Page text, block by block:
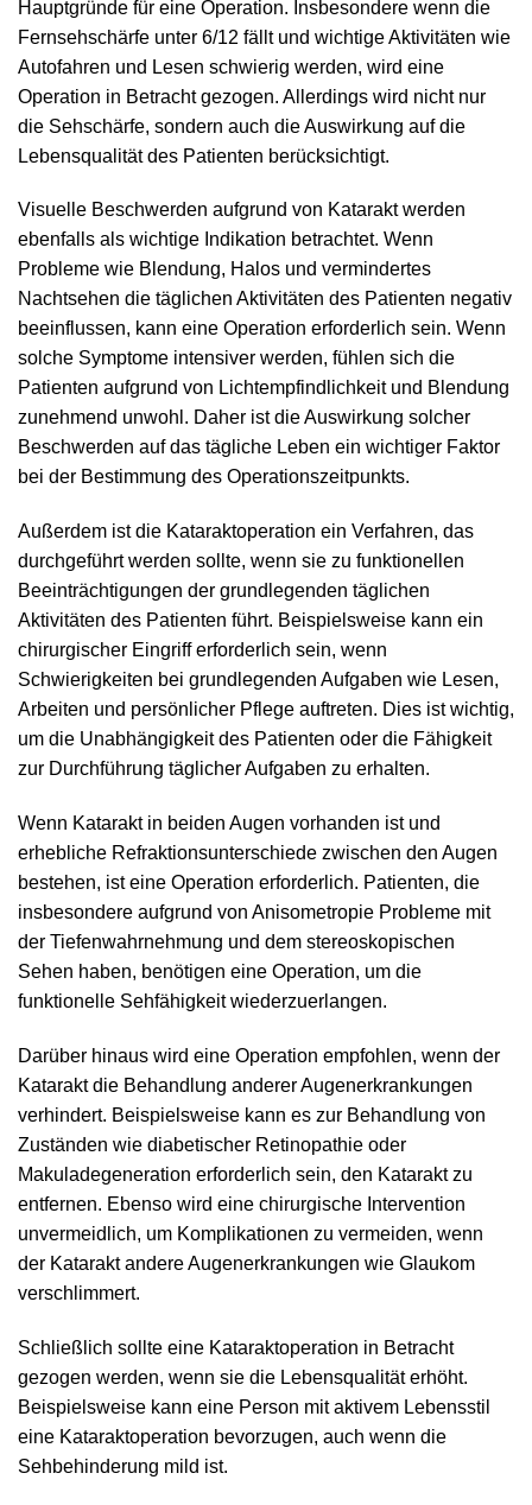
Hauptgründe für eine Operation. Insbesondere wenn die
Fernsehschärfe unter 6/12 fällt und wichtige Aktivitäten wie
Autofahren und Lesen schwierig werden, wird eine
Operation in Betracht gezogen. Allerdings wird nicht nur
die Sehschärfe, sondern auch die Auswirkung auf die
Lebensqualität des Patienten berücksichtigt.
Visuelle Beschwerden aufgrund von Katarakt werden
ebenfalls als wichtige Indikation betrachtet. Wenn
Probleme wie Blendung, Halos und vermindertes
Nachtsehen die täglichen Aktivitäten des Patienten negativ
beeinflussen, kann eine Operation erforderlich sein. Wenn
solche Symptome intensiver werden, fühlen sich die
Patienten aufgrund von Lichtempfindlichkeit und Blendung
zunehmend unwohl. Daher ist die Auswirkung solcher
Beschwerden auf das tägliche Leben ein wichtiger Faktor
bei der Bestimmung des Operationszeitpunkts.
Außerdem ist die Kataraktoperation ein Verfahren, das
durchgeführt werden sollte, wenn sie zu funktionellen
Beeinträchtigungen der grundlegenden täglichen
Aktivitäten des Patienten führt. Beispielsweise kann ein
chirurgischer Eingriff erforderlich sein, wenn
Schwierigkeiten bei grundlegenden Aufgaben wie Lesen,
Arbeiten und persönlicher Pflege auftreten. Dies ist wichtig,
um die Unabhängigkeit des Patienten oder die Fähigkeit
zur Durchführung täglicher Aufgaben zu erhalten.
Wenn Katarakt in beiden Augen vorhanden ist und
erhebliche Refraktionsunterschiede zwischen den Augen
bestehen, ist eine Operation erforderlich. Patienten, die
insbesondere aufgrund von Anisometropie Probleme mit
der Tiefenwahrnehmung und dem stereoskopischen
Sehen haben, benötigen eine Operation, um die
funktionelle Sehfähigkeit wiederzuerlangen.
Darüber hinaus wird eine Operation empfohlen, wenn der
Katarakt die Behandlung anderer Augenerkrankungen
verhindert. Beispielsweise kann es zur Behandlung von
Zuständen wie diabetischer Retinopathie oder
Makuladegeneration erforderlich sein, den Katarakt zu
entfernen. Ebenso wird eine chirurgische Intervention
unvermeidlich, um Komplikationen zu vermeiden, wenn
der Katarakt andere Augenerkrankungen wie Glaukom
verschlimmert.
Schließlich sollte eine Kataraktoperation in Betracht
gezogen werden, wenn sie die Lebensqualität erhöht.
Beispielsweise kann eine Person mit aktivem Lebensstil
eine Kataraktoperation bevorzugen, auch wenn die
Sehbehinderung mild ist.